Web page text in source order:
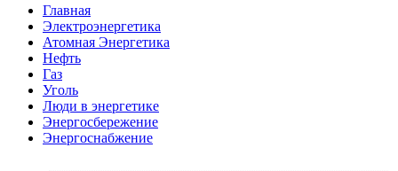
Главная
Электроэнергетика
Атомная Энергетика
Нефть
Газ
Уголь
Люди в энергетике
Энергосбережение
Энергоснабжение